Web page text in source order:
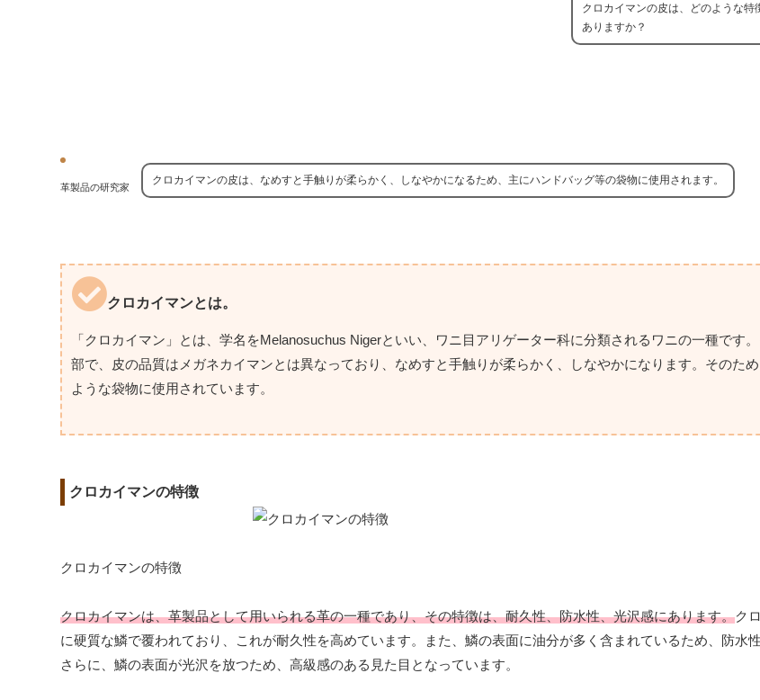
クロカイマンの皮は、どのような特
ありますか？
革製品の研究家
クロカイマンの皮は、なめすと手触りが柔らかく、しなやかになるため、主にハンドバッグ等の袋物に使用されます。
クロカイマンとは。
「クロカイマン」とは、学名をMelanosuchus Nigerといい、ワニ目アリゲーター科に分類されるワニの一種です
部で、皮の品質はメガネカイマンとは異なっており、なめすと手触りが柔らかく、しなやかになります。そのた
ような袋物に使用されています。
クロカイマンの特徴
クロカイマンの特徴
クロカイマンは、革製品として用いられる革の一種であり、その特徴は、耐久性、防水性、光沢感にあります。ク
に硬質な鱗で覆われており、これが耐久性を高めています。また、鱗の表面に油分が多く含まれているため、防水
さらに、鱗の表面が光沢を放つため、高級感のある見た目となっています。